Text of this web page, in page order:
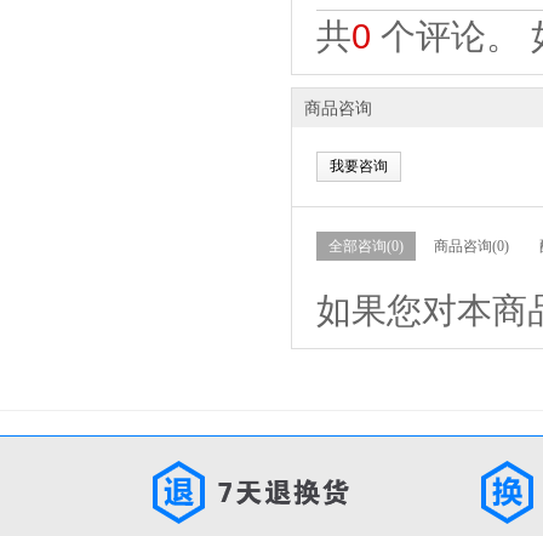
共0 个评论。
商品咨询
我要咨询
全部咨询(0) 商品咨询(0)
如果您对本商